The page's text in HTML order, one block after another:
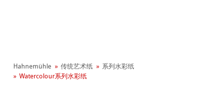
Hahnemühle 传统艺术纸
系列水彩纸
Watercolour系列水彩纸